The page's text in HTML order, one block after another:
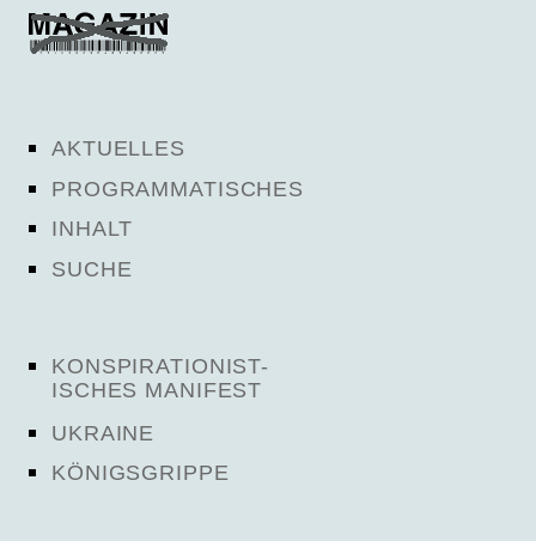
AKTUELLES
PROGRAMMATISCHES
INHALT
SUCHE
KONSPIRATIONIST-
ISCHES MANIFEST
UKRAINE
KÖNIGSGRIPPE